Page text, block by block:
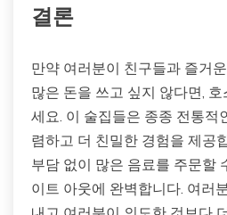
결론
만약 여러분이 친구들과 즐거
많은 돈을 쓰고 싶지 않다면,
세요. 이 술집들은 종종 전통적
렴하고 더 친밀한 경험을 제공
부담 없이 많은 음료를 주문할
이트 아웃에 완벽합니다. 여러